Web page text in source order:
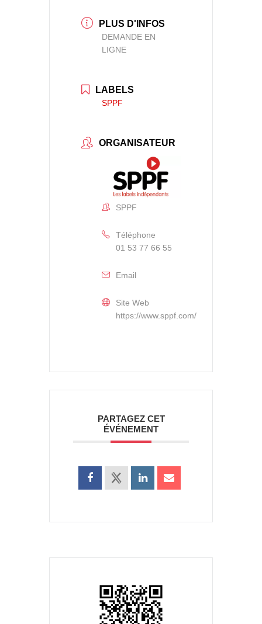
PLUS D'INFOS
DEMANDE EN
LIGNE
LABELS
SPPF
ORGANISATEUR
SPPF
Téléphone
01 53 77 66 55
Email
Site Web
https://www.sppf.com/
PARTAGEZ CET
ÉVÉNEMENT